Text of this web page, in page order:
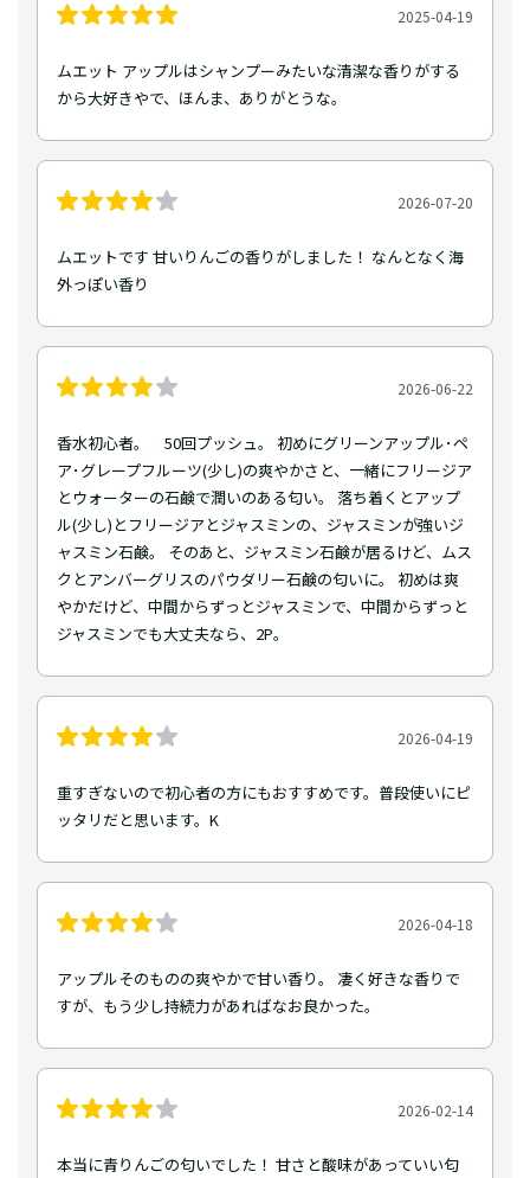
2025-04-19
ムエット アップルはシャンプーみたいな清潔な香りがする
から大好きやで、ほんま、ありがとうな。
2026-07-20
ムエットです 甘いりんごの香りがしました！ なんとなく海
外っぽい香り
2026-06-22
香水初心者。 50回プッシュ。 初めにグリーンアップル･ペ
ア･グレープフルーツ(少し)の爽やかさと、一緒にフリージア
とウォーターの石鹸で潤いのある匂い。 落ち着くとアップ
ル(少し)とフリージアとジャスミンの、ジャスミンが強いジ
ャスミン石鹸。 そのあと、ジャスミン石鹸が居るけど、ムス
クとアンバーグリスのパウダリー石鹸の匂いに。 初めは爽
やかだけど、中間からずっとジャスミンで、中間からずっと
ジャスミンでも大丈夫なら、2P。
2026-04-19
重すぎないので初心者の方にもおすすめです。普段使いにピ
ッタリだと思います。K
2026-04-18
アップルそのものの爽やかで甘い香り。 凄く好きな香りで
すが、もう少し持続力があればなお良かった。
2026-02-14
本当に青りんごの匂いでした！ 甘さと酸味があっていい匂